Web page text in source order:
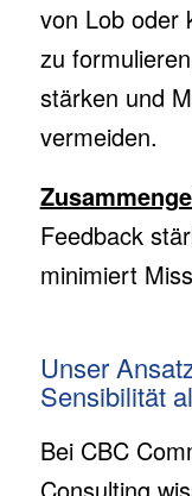
von Lob oder
zu
stärken und
vermeiden.
Feedback
minimiert
Unser
Sensibilität
Bei CBC